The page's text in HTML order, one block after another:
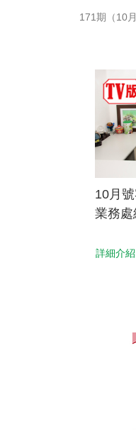
171期（10月
10月
業務處
詳細介紹